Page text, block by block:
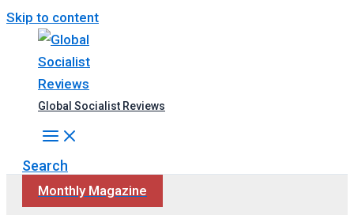
Skip to content
Global Socialist Reviews
Search
Monthly Magazine